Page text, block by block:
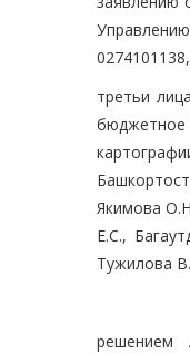
третьи
бюджетное
Якимова
Е.С.,
Тужилова
решением